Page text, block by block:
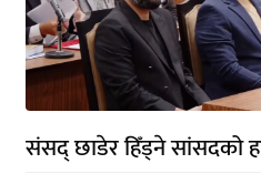
संसद् छाडेर हिँड्ने सांसदको